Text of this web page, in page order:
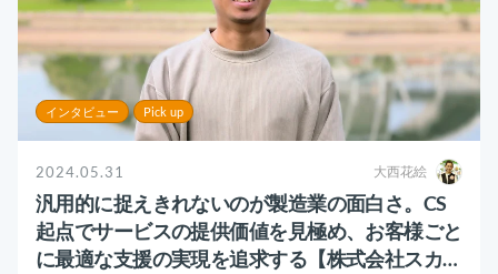
セミナー
メルマガ登録
インタビュー Pick up
2024.05.31 大西花絵
汎用的に捉えきれないのが製造業の面白さ。CS
起点でサービスの提供価値を見極め、お客様ごと
に最適な支援の実現を追求する【株式会社スカイ